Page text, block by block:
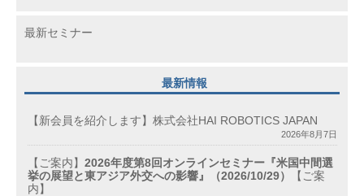
最新セミナー
最新情報
【新会員を紹介します】株式会社HAI ROBOTICS JAPAN
2026年8月7日
【ご案内】 2026年度第8回オンラインセミナー『米国中間選
挙の展望と東アジア外交への影響』（2026/10/29）
【ご案
内】